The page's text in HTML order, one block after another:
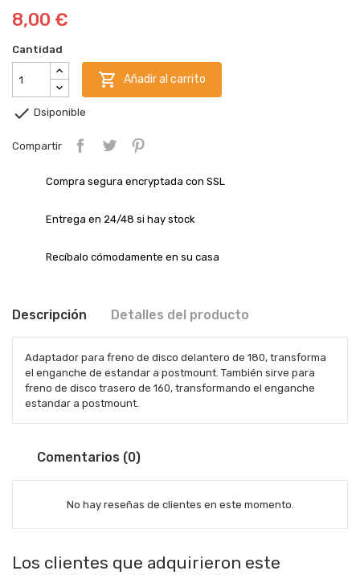
8,00 €
Cantidad
 Añadir al carrito
 Dsiponible
Compartir
Compra segura encryptada con SSL
Entrega en 24/48 si hay stock
Recíbalo cómodamente en su casa
Descripción Detalles del producto
Adaptador para freno de disco delantero de 180, transforma
el enganche de estandar a postmount. También sirve para
freno de disco trasero de 160, transformando el enganche
estandar a postmount.
Comentarios (0)
No hay reseñas de clientes en este momento.
Los clientes que adquirieron este